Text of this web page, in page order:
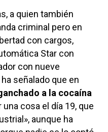
a quien también
criminal pero en
con cargos,
Star con
con nueve
señalado que en
a la cocaína
cosa el día 19, que
aunque ha
Castilla-La